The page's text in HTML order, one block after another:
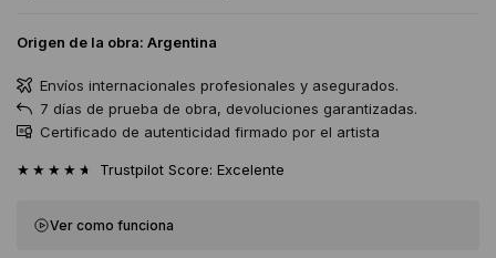
Origen de la obra: Argentina
Envíos internacionales profesionales y asegurados.
7 días de prueba de obra, devoluciones garantizadas.
Certificado de autenticidad firmado por el artista
★★★★★ Trustpilot Score: Excelente
Ver como funciona